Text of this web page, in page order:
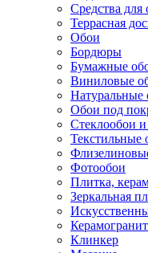
Средства для
Террасная
Обои
Бордюры
Бумажные
Виниловые
Натуральные
Обои под
Стеклообои и
Текстильные
Фотообои
Плитка,
Зеркальная
Керамогранит
Клинкер